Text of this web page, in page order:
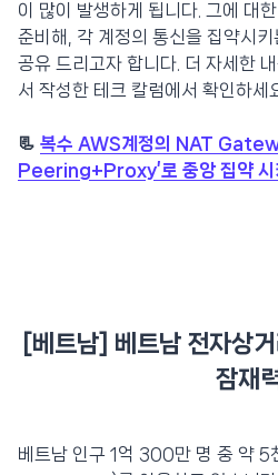
이 많이 발생하게 됩니다. 그에 대
준비해, 각 계정의 통신을 집약시
공유 드리고자 합니다. 더 자세한
서 작성한 테크 칼럼에서 확인하세
📃 복수 AWS계정의 NAT
Peering+Proxy’로 중앙 집약 시
[베트남] 베트남 전자상
잠재
베트남 인구 1억 300만 명 중 약 5